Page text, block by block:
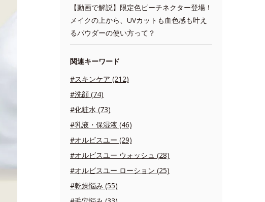
【動画で解説】限定色ピーチネクター登場！
メイクの上から、UVカットも血色感も叶え
るパウダーの使い方って？
関連キーワード
#スキンケア (212)
#洗顔 (74)
#化粧水 (73)
#乳液・保湿液 (46)
#オルビスユー (29)
#オルビスユー ウォッシュ (28)
#オルビスユー ローション (25)
#乾燥悩み (55)